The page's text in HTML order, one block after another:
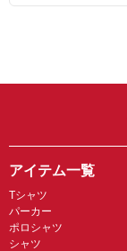
アイテム一覧
Tシャツ
パーカー
ポロシャツ
シャツ